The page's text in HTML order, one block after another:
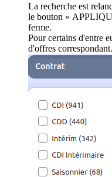
La recherche est
le bouton «
ferme.
Pour certains d'entre
d'offres correspondant.